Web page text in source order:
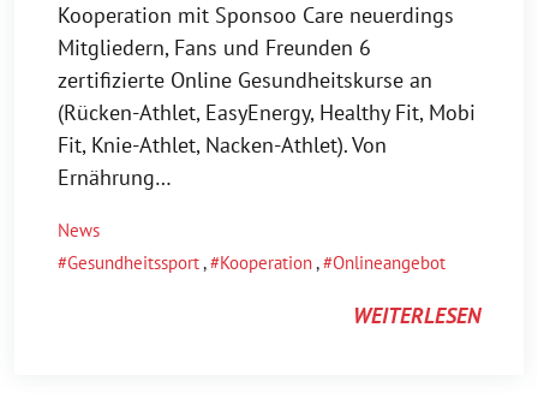
Kooperation mit Sponsoo Care neuerdings
Mitgliedern, Fans und Freunden 6
zertifizierte Online Gesundheitskurse an
(Rücken-Athlet, EasyEnergy, Healthy Fit, Mobi
Fit, Knie-Athlet, Nacken-Athlet). Von
Ernährung…
News
Gesundheitssport, Kooperation, Onlineangebot
WEITERLESEN